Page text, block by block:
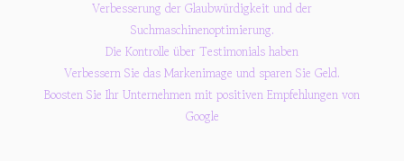
Verbesserung der Glaubwürdigkeit und der
Suchmaschinenoptimierung.
Die Kontrolle über Testimonials haben
Verbessern Sie das Markenimage und sparen Sie Geld.
Boosten Sie Ihr Unternehmen mit positiven Empfehlungen von
Google